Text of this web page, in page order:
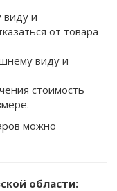
виду и
от товара
виду и
стоимость
можно
области: